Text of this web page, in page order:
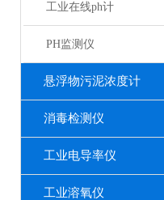
工业在线ph计
PH监测仪
悬浮物污泥浓度计
消毒检测仪
工业电导率仪
工业溶氧仪